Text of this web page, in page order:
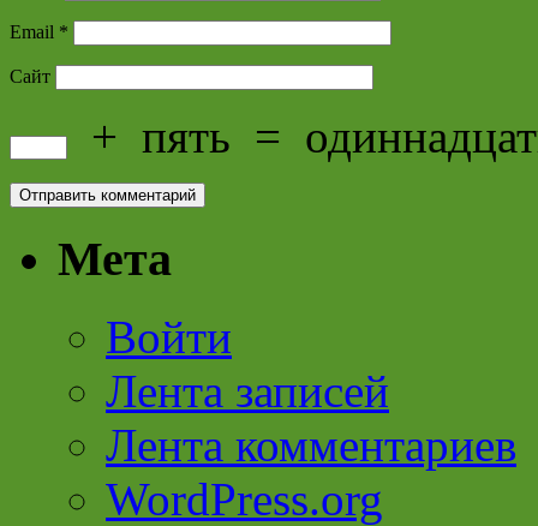
Email *
Сайт
+ пять =
Мета
Войти
Лента записей
Лента комментариев
WordPress.org